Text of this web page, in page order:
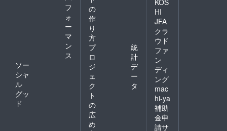
フ
ォ
ー
マ
ン
ス
ソー
シャ
ル
グッ
ド
の
作
り
方
プ
ロ
ジ
ェ
ク
ト
の
広
め
統
計
デ
ー
タ
KOS
HI
JFA
クラ
ウド
ファ
ン
ディ
ング
mac
hi-ya
補助
金申
請サ